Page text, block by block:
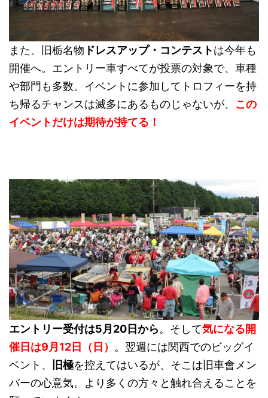
また、旧栃名物 ドレスアップ・コンテストは今年も
開催へ。エントリー車すべてが投票の対象で、車種
や部門も多数。イベントに参加してトロフィーを持
ち帰るチャンスは滅多にあるものじゃないが、 この
イベントだけは期待が持てる！
エントリー受付は5月20日から。そして気になる開
催日は9月12日（日） 。翌週には関西でのビッグイ
ベント、
旧極を控えてはいるが、そこは旧車會メン
バーの心意気。より多くの方々と触れ合えることを